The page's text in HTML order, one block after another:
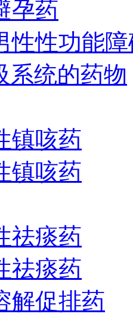
孕药
性性功能
系统的药物
镇咳药
镇咳药
祛痰药
祛痰药
解促排药